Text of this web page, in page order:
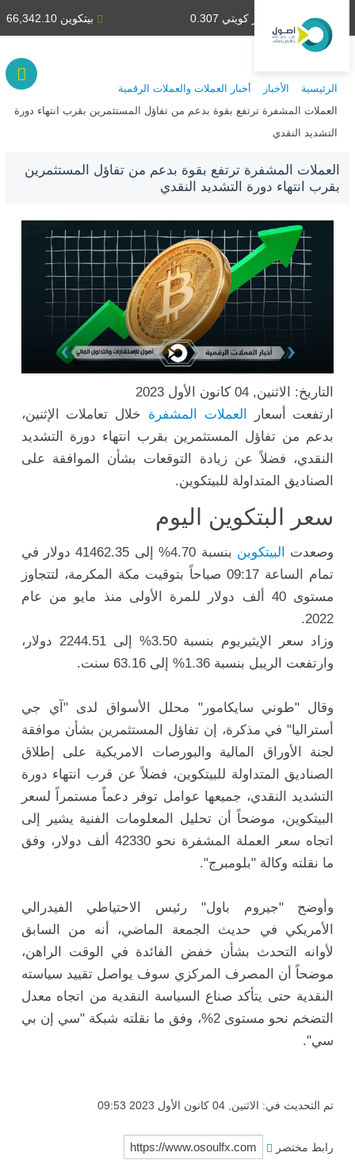
بيتكوين 66,342.10 دينار كويتي 0.307
الرئيسية الأخبار
أخبار العملات والعملات الرقمية
العملات المشفرة ترتفع بقوة بدعم من تفاؤل المستثمرين بقرب انتهاء دورة
التشديد النقدي
العملات المشفرة ترتفع بقوة بدعم من تفاؤل المستثمرين
بقرب انتهاء دورة التشديد النقدي
التاريخ: الاثنين, 04 كانون الأول 2023
ارتفعت أسعار
العملات المشفرة خلال تعاملات الإثنين،
بدعم من تفاؤل المستثمرين بقرب انتهاء دورة التشديد
النقدي، فضلاً عن زيادة التوقعات بشأن الموافقة على
الصناديق المتداولة للبيتكوين.
سعر البتكوين اليوم
وصعدت البيتكوين
بنسبة 4.70% إلى 41462.35 دولار في
تمام الساعة 09:17 صباحاً بتوقيت مكة المكرمة، لتتجاوز
مستوى 40 ألف دولار للمرة الأولى منذ مايو من عام
2022.
وزاد سعر الإيثيريوم بنسبة 3.50% إلى 2244.51 دولار،
وارتفعت الريبل بنسبة 1.36% إلى 63.16 سنت.
وقال "طوني سايكامور" محلل الأسواق لدى "آي جي
أستراليا" في مذكرة، إن تفاؤل المستثمرين بشأن موافقة
لجنة الأوراق المالية والبورصات الامريكية على إطلاق
الصناديق المتداولة للبيتكوين، فضلاً عن قرب انتهاء دورة
التشديد النقدي، جميعها عوامل توفر دعماً مستمراً لسعر
البيتكوين، موضحاً أن تحليل المعلومات الفنية يشير إلى
اتجاه سعر العملة المشفرة نحو 42330 ألف دولار، وفق
ما نقلته وكالة "بلومبرج".
وأوضح "جيروم باول" رئيس الاحتياطي الفيدرالي
الأمريكي في حديث الجمعة الماضي، أنه من السابق
لأوانه التحدث بشأن خفض الفائدة في الوقت الراهن،
موضحاً أن المصرف المركزي سوف يواصل تقييد سياسته
النقدية حتى يتأكد صناع السياسة النقدية من اتجاه معدل
التضخم نحو مستوى 2%، وفق ما نقلته شبكة "سي إن بي
سي".
تم التحديث في: الاثنين, 04 كانون الأول 2023 09:53
رابط مختصر